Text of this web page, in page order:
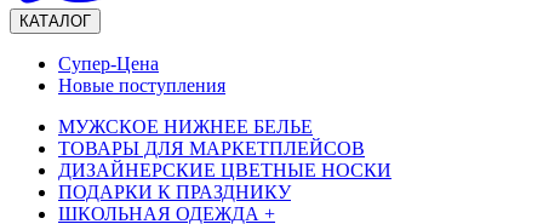
КАТАЛОГ
Супер-Цена
Новые поступления
МУЖСКОЕ НИЖНЕЕ БЕЛЬЕ
ТОВАРЫ ДЛЯ МАРКЕТПЛЕЙСОВ
ДИЗАЙНЕРСКИЕ ЦВЕТНЫЕ НОСКИ
ПОДАРКИ К ПРАЗДНИКУ
ШКОЛЬНАЯ ОДЕЖДА +